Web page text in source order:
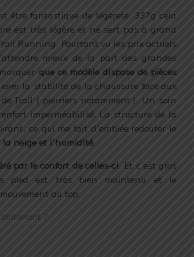
être fantastique de légèreté, 337g cela
est très légère et ne sert pas à grand
Running. Pourtant vu les prix actuels
mieux de la part des grandes
que ce modèle dispose de pièces
la stabilité de la chaussure face aux
Trail ( pierriers notamment ). Un soin
imperméabilisé. La structure de la
ce qui me fait d’emblée redouter le
la neige et l’humidité
par le confort de celles-ci . Et c’est gros
pied est très bien maintenu et le
au top.
?